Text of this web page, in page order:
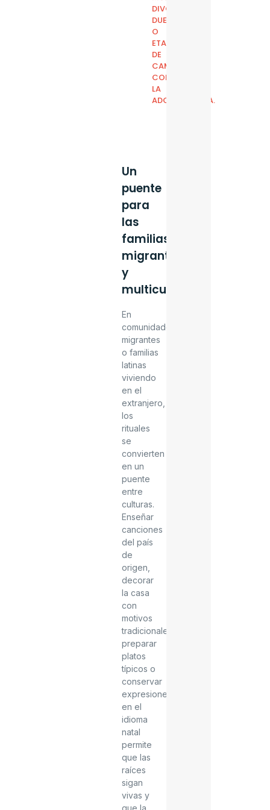
DIVORCIOS,
DUELOS
O
ETAPAS
DE
CAMBIO
COMO
LA
ADOLESCENCIA.
Un
puente
para
las
familias
migrantes
y
multiculturales
En
comunidades
migrantes
o familias
latinas
viviendo
en el
extranjero,
los
rituales
se
convierten
en un
puente
entre
culturas.
Enseñar
canciones
del país
de
origen,
decorar
la casa
con
motivos
tradicionales,
preparar
platos
típicos o
conservar
expresiones
en el
idioma
natal
permite
que las
raíces
sigan
vivas y
que la